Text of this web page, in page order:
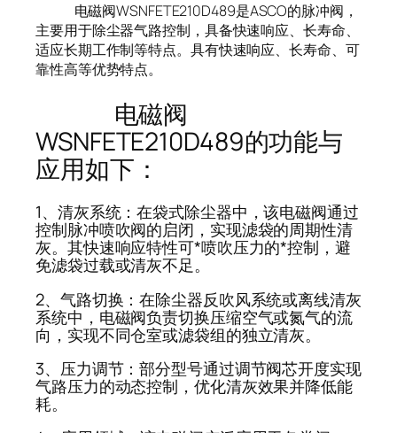
电磁阀WSNFETE210D489是ASCO的脉冲阀，
主要用于除尘器气路控制，具备快速响应、长寿命、
适应长期工作制等特点。具有快速响应、长寿命、可
靠性高等优势特点。
电磁阀
WSNFETE210D489的功能与
应用如下：
1、清灰系统：在袋式除尘器中，该电磁阀通过
控制脉冲喷吹阀的启闭，实现滤袋的周期性清
灰。其快速响应特性可*喷吹压力的*控制，避
免滤袋过载或清灰不足。
2、气路切换：在除尘器反吹风系统或离线清灰
系统中，电磁阀负责切换压缩空气或氮气的流
向，实现不同仓室或滤袋组的独立清灰。
3、压力调节：部分型号通过调节阀芯开度实现
气路压力的动态控制，优化清灰效果并降低能
耗。